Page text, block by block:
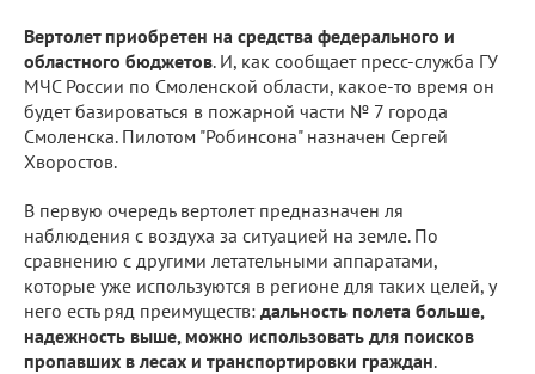
Вертолет приобретен на средства федерального и
областного бюджетов. И, как сообщает пресс-служба ГУ
МЧС России по Смоленской области, какое-то время он
будет базироваться в пожарной части № 7 города
Смоленска. Пилотом "Робинсона" назначен Сергей
Хворостов.
В первую очередь вертолет предназначен ля
наблюдения с воздуха за ситуацией на земле. По
сравнению с другими летательными аппаратами,
которые уже используются в регионе для таких целей, у
него есть ряд преимуществ: дальность полета больше,
надежность выше, можно использовать для поисков
пропавших в лесах и транспортировки граждан.